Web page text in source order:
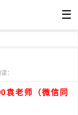
☰
：
袁老师（微信同